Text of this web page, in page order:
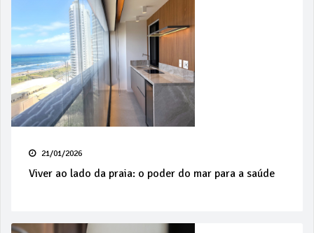
21/01/2026
Viver ao lado da praia: o poder do mar para a saúde